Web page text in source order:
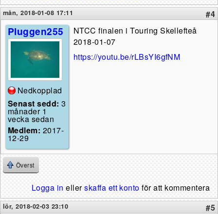
mån, 2018-01-08 17:11 #4
Pluggen255
Nedkopplad
Senast sedd: 3
månader 1
vecka sedan
Medlem: 2017-
12-29
NTCC finalen i Touring Skellefteå
2018-01-07
https://youtu.be/rLBsYI6gfNM
Överst
Logga in ellerskaffa ett konto för att kommentera
lör, 2018-02-03 23:10 #5